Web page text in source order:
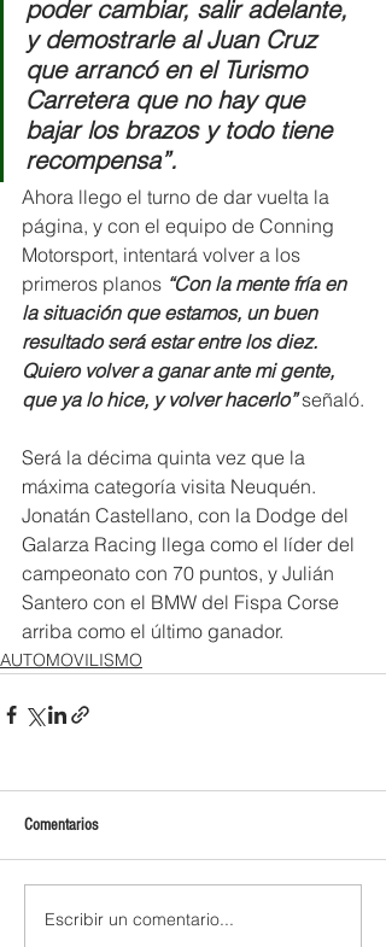
poder cambiar, salir adelante,
y demostrarle al Juan Cruz
que arrancó en el Turismo
Carretera que no hay que
bajar los brazos y todo tiene
recompensa”.
Ahora llego el turno de dar vuelta la
página, y con el equipo de Conning
Motorsport, intentará volver a los
primeros planos “Con la mente fría en
la situación que estamos, un buen
resultado será estar entre los diez.
Quiero volver a ganar ante mi gente,
que ya lo hice, y volver hacerlo” señaló.
Será la décima quinta vez que la
máxima categoría visita Neuquén.
Jonatán Castellano, con la Dodge del
Galarza Racing llega como el líder del
campeonato con 70 puntos, y Julián
Santero con el BMW del Fispa Corse
arriba como el último ganador.
AUTOMOVILISMO
Comentarios
Escribir un comentario...